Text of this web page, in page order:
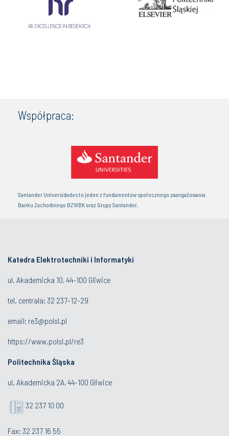
Współpraca:
Santander Universidades to jeden z fundamentów społecznego zaangażowania
Banku Zachodniego BZWBK oraz Grupy Santander.
Katedra Elektrotechniki i Informatyki
ul. Akademicka 10, 44-100 Gliwice
tel. centrala: 32 237-12-29
email: re3@polsl.pl
https://www.polsl.pl/re3
Politechnika Śląska
ul. Akademicka 2A, 44-100 Gliwice
32 237 10 00
Fax: 32 237 16 55